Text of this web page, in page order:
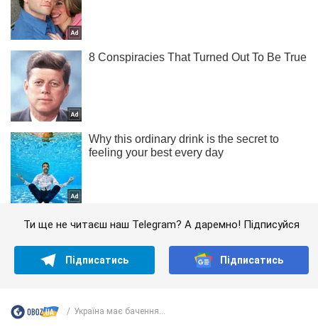
Ти ще не читаєш наш Telegram? А даремно! Підписуйся
Підписатись Підписатись
Україна має бачення...